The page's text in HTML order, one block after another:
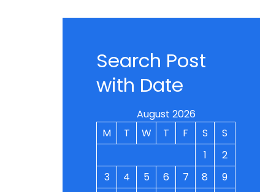
Search Post
with Date
August 2026
M
T W T F S
S
1
2
3
4 5 6 7 8 9